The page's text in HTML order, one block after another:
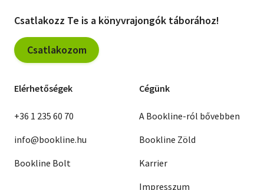
Csatlakozz Te is a könyvrajongók táborához!
Csatlakozom
Elérhetőségek
+36 1 235 60 70
info@bookline.hu
Bookline Bolt
Cégünk
A Bookline-ról bővebben
Bookline Zöld
Karrier
Impresszum